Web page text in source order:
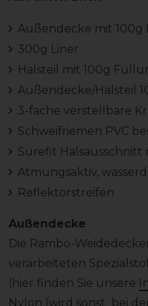
Außendecke mit 100g
300g Liner
Halsteil mit 100g
Außendecke/Halsteil
3-fache verstellbare
Schweifriemen PVC
Surefit Halsausschnitt
Atmungsaktiv,
Reflektorstreifen
Außendecke
Die Rambo-
verarbeiteten
(hier finden Sie unsere
Nylon (wird sonst bei